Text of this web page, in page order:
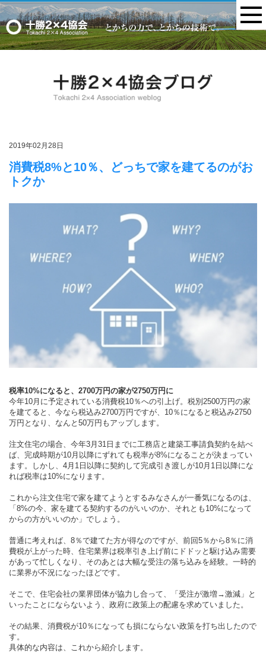
2019年02月28日
消費税8%と10％、どっちで家を建てるのがお
トクか
税率10%になると、2700万円の家が2750万円に
今年10月に予定されている消費税10％への引上げ。税別2500万円の家
を建てると、今なら税込み2700万円ですが、10％になると税込み2750
万円となり、なんと50万円もアップします。
注文住宅の場合、今年3月31日までに工務店と建築工事請負契約を結べ
ば、完成時期が10月以降にずれても税率が8%になることが決まってい
ます。しかし、4月1日以降に契約して完成引き渡しが10月1日以降にな
れば税率は10%になります。
これから注文住宅で家を建てようとするみなさんが一番気になるのは、
「8%の今、家を建てる契約するのがいいのか、それとも10%になって
からの方がいいのか」でしょう。
普通に考えれば、8％で建てた方が得なのですが、前回5％から8％に消
費税が上がった時、住宅業界は税率引き上げ前にドドッと駆け込み需要
があって忙しくなり、そのあとは大幅な受注の落ち込みを経験。一時的
に業界が不況になったほどです。
そこで、住宅会社の業界団体が協力し合って、「受注が激増→激減」と
いったことにならないよう、政府に政策上の配慮を求めていました。
その結果、消費税が10％になっても損にならない政策を打ち出したので
す。
具体的な内容は、これから紹介します。
MENU